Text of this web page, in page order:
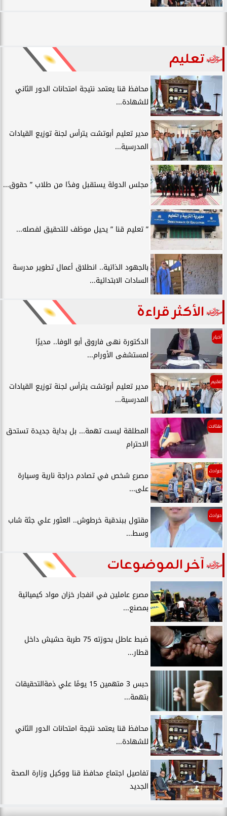
تعليم
محافظ قنا يعتمد نتيجة امتحانات الدور الثاني
للشهادة...
مدير تعليم أبوتشت يترأس لجنة توزيع القيادات
المدرسية...
مجلس الدولة يستقبل وفدًا من طلاب ” حقوق...
” تعليم قنا ” يحيل موظف للتحقيق لفصله...
بالجهود الذاتية.. انطلاق أعمال تطوير مدرسة
السادات الابتدائية...
الأكثر قراءة
أخبار
الدكتورة نهى فاروق أبو الوفا.. مديرًا
لمستشفى الأورام...
تعليم
مدير تعليم أبوتشت يترأس لجنة توزيع القيادات
المدرسية...
مقالات
المطلقة ليست تهمة... بل بداية جديدة تستحق
الاحترام
حوادث
مصرع شخص في تصادم دراجة نارية وسيارة
على...
حوادث
مقتول ببندقية خرطوش.. العثور علي جثة شاب
وسط...
آخر الموضوعات
مصرع عاملين في انفجار خزان مواد كيميائية
بمصنع...
ضبط عاطل بحوزته 75 طربة حشيش داخل
قطار...
حبس 3 متهمين 15 يومًا علي ذمةالتحقيقات
بتهمة...
محافظ قنا يعتمد نتيجة امتحانات الدور الثاني
للشهادة...
تفاصيل اجتماع محافظ قنا ووكيل وزارة الصحة
الجديد